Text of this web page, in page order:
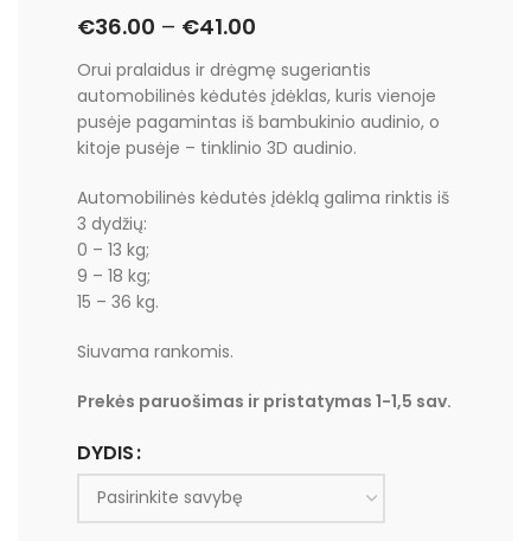
€36.00 – €41.00
Orui pralaidus ir drėgmę sugeriantis
automobilinės kėdutės įdėklas, kuris vienoje
pusėje pagamintas iš bambukinio audinio, o
kitoje pusėje – tinklinio 3D audinio.
Automobilinės kėdutės įdėklą galima rinktis iš
3 dydžių:
0 – 13 kg;
9 – 18 kg;
15 – 36 kg.
Siuvama rankomis.
Prekės paruošimas ir pristatymas 1-1,5 sav.
DYDIS